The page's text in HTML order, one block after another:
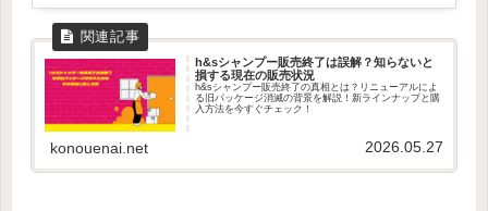
h&sシャンプー販売終了は誤解？知らないと
損する現在の販売状況
h&sシャンプー販売終了の真相とは？リニューアルによ
る旧パッケージ消滅の背景を解説！新ラインナップと購
入方法を今すぐチェック！
konouenai.net 2026.05.27